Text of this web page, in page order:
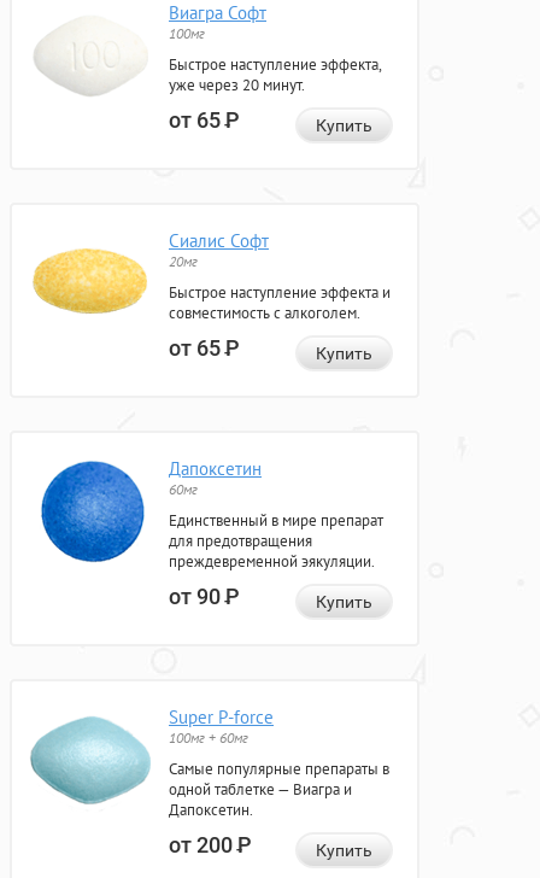
Виагра Софт
100мг
Быстрое наступление эффекта,
уже через 20 минут.
от 65Р Купить
Сиалис Софт
20мг
Быстрое наступление эффекта и
совместимость с алкоголем.
от 65Р Купить
Дапоксетин
60мг
Единственный в мире препарат
для предотвращения
преждевременной эякуляции.
от 90Р Купить
Super P-force
100мг + 60мг
Самые популярные препараты в
одной таблетке — Виагра и
Дапоксетин.
от 200Р Купить